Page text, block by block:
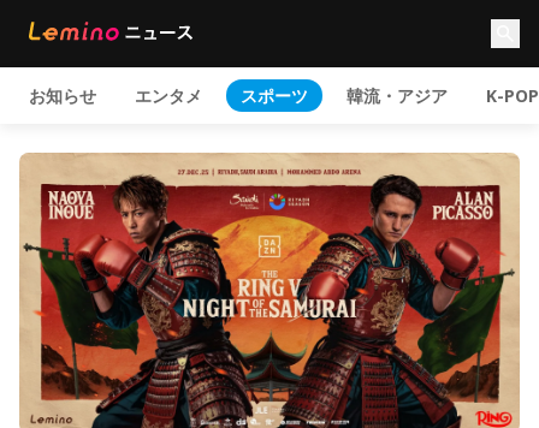
お知らせ エンタメ スポーツ 韓流・アジア K-POP